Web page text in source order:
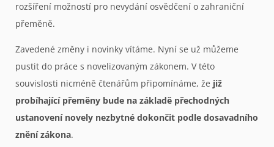
rozšíření možností pro nevydání osvědčení o zahraniční
přeměně.
Zavedené změny i novinky vítáme. Nyní se už můžeme
pustit do práce s novelizovaným zákonem. V této
souvislosti nicméně čtenářům připomínáme, že již
probíhající přeměny bude na základě přechodných
ustanovení novely nezbytné dokončit podle dosavadního
znění zákona.